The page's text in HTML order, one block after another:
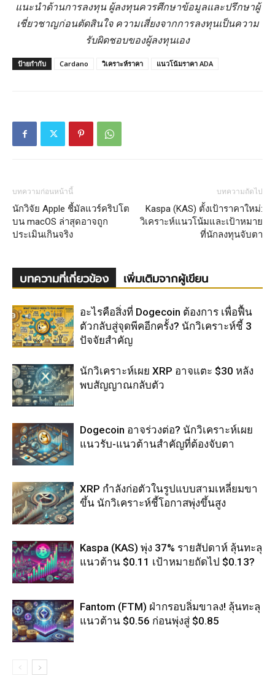
แนะนำด้านการลงทุน ผู้ลงทุนควรศึกษาข้อมูลและปรึกษาผู้
เชี่ยวชาญก่อนตัดสินใจ ความเสี่ยงจากการลงทุนเป็นความ
รับผิดชอบของผู้ลงทุนเอง
ป้ายกำกับ Cardano วิเคราะห์ราคา แนวโน้มราคา ADA
บทความก่อนหน้านี้
นักวิจัย Apple ชี้มัลแวร์คริปโต
บน macOS ล่าสุดอาจถูก
ประเมินเกินจริง
บทความถัดไป
Kaspa (KAS) ตั้งเป้าราคาใหม่:
วิเคราะห์แนวโน้มและเป้าหมาย
ที่นักลงทุนจับตา
บทความที่เกี่ยวข้อง เพิ่มเติมจากผู้เขียน
อะไรคือสิ่งที่ Dogecoin ต้องการ เพื่อฟื้น
ตัวกลับสู่จุดพีคอีกครั้ง? นักวิเคราะห์ชี้ 3
ปัจจัยสำคัญ
นักวิเคราะห์เผย XRP อาจแตะ $30 หลัง
พบสัญญาณกลับตัว
Dogecoin อาจร่วงต่อ? นักวิเคราะห์เผย
แนวรับ-แนวต้านสำคัญที่ต้องจับตา
XRP กำลังก่อตัวในรูปแบบสามเหลี่ยมขา
ขึ้น นักวิเคราะห์ชี้โอกาสพุ่งขึ้นสูง
Kaspa (KAS) พุ่ง 37% รายสัปดาห์ ลุ้นทะลุ
แนวต้าน $0.11 เป้าหมายถัดไป $0.13?
Fantom (FTM) ฝ่ากรอบลิ่มขาลง! ลุ้นทะลุ
แนวต้าน $0.56 ก่อนพุ่งสู่ $0.85